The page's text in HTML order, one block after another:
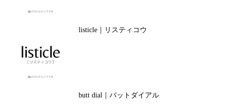
listicle｜リスティコウ
butt dial｜バットダイアル